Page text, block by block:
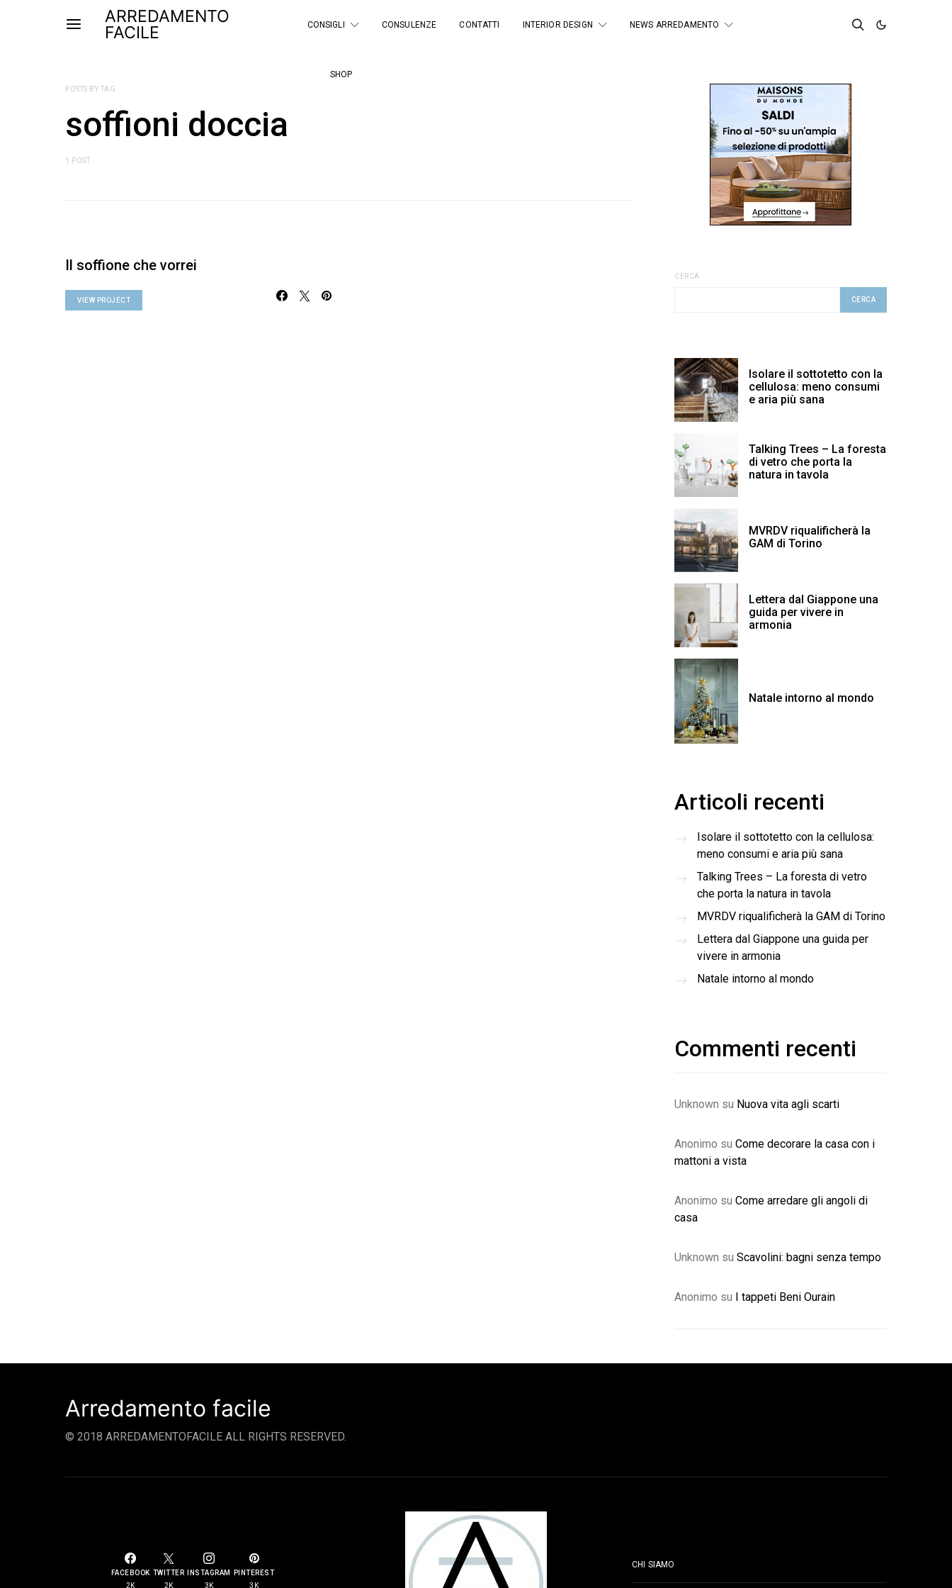
ARREDAMENTO
FACILE
CONSIGLI CONSULENZE CONTATTI INTERIOR DESIGN NEWS ARREDAMENTO
SHOP
POSTS BY TAG
soffioni doccia
1 POST
Il soffione che vorrei
VIEW PROJECT
CERCA
CERCA
Isolare il sottotetto con la
cellulosa: meno consumi
e aria più sana
Talking Trees – La foresta
di vetro che porta la
natura in tavola
MVRDV riqualificherà la
GAM di Torino
Lettera dal Giappone una
guida per vivere in
armonia
Natale intorno al mondo
Articoli recenti
Isolare il sottotetto con la cellulosa:
meno consumi e aria più sana
Talking Trees – La foresta di vetro
che porta la natura in tavola
MVRDV riqualificherà la GAM di Torino
Lettera dal Giappone una guida per
vivere in armonia
Natale intorno al mondo
Commenti recenti
Unknown su Nuova vita agli scarti
Anonimo su Come decorare la casa con i
mattoni a vista
Anonimo su Come arredare gli angoli di
casa
Unknown su Scavolini: bagni senza tempo
Anonimo su I tappeti Beni Ourain
Arredamento facile
© 2018 ARREDAMENTOFACILE ALL RIGHTS RESERVED.
FACEBOOK
2K
TWITTER
2K
INSTAGRAM
3K
PINTEREST
3K
CHI SIAMO